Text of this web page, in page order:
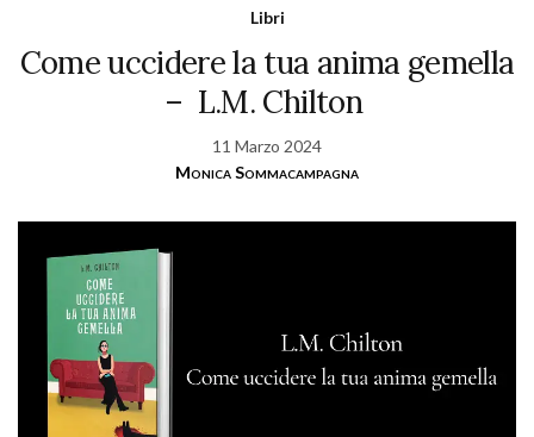
Libri
Come uccidere la tua anima gemella
– L.M. Chilton
11 Marzo 2024
Monica Sommacampagna